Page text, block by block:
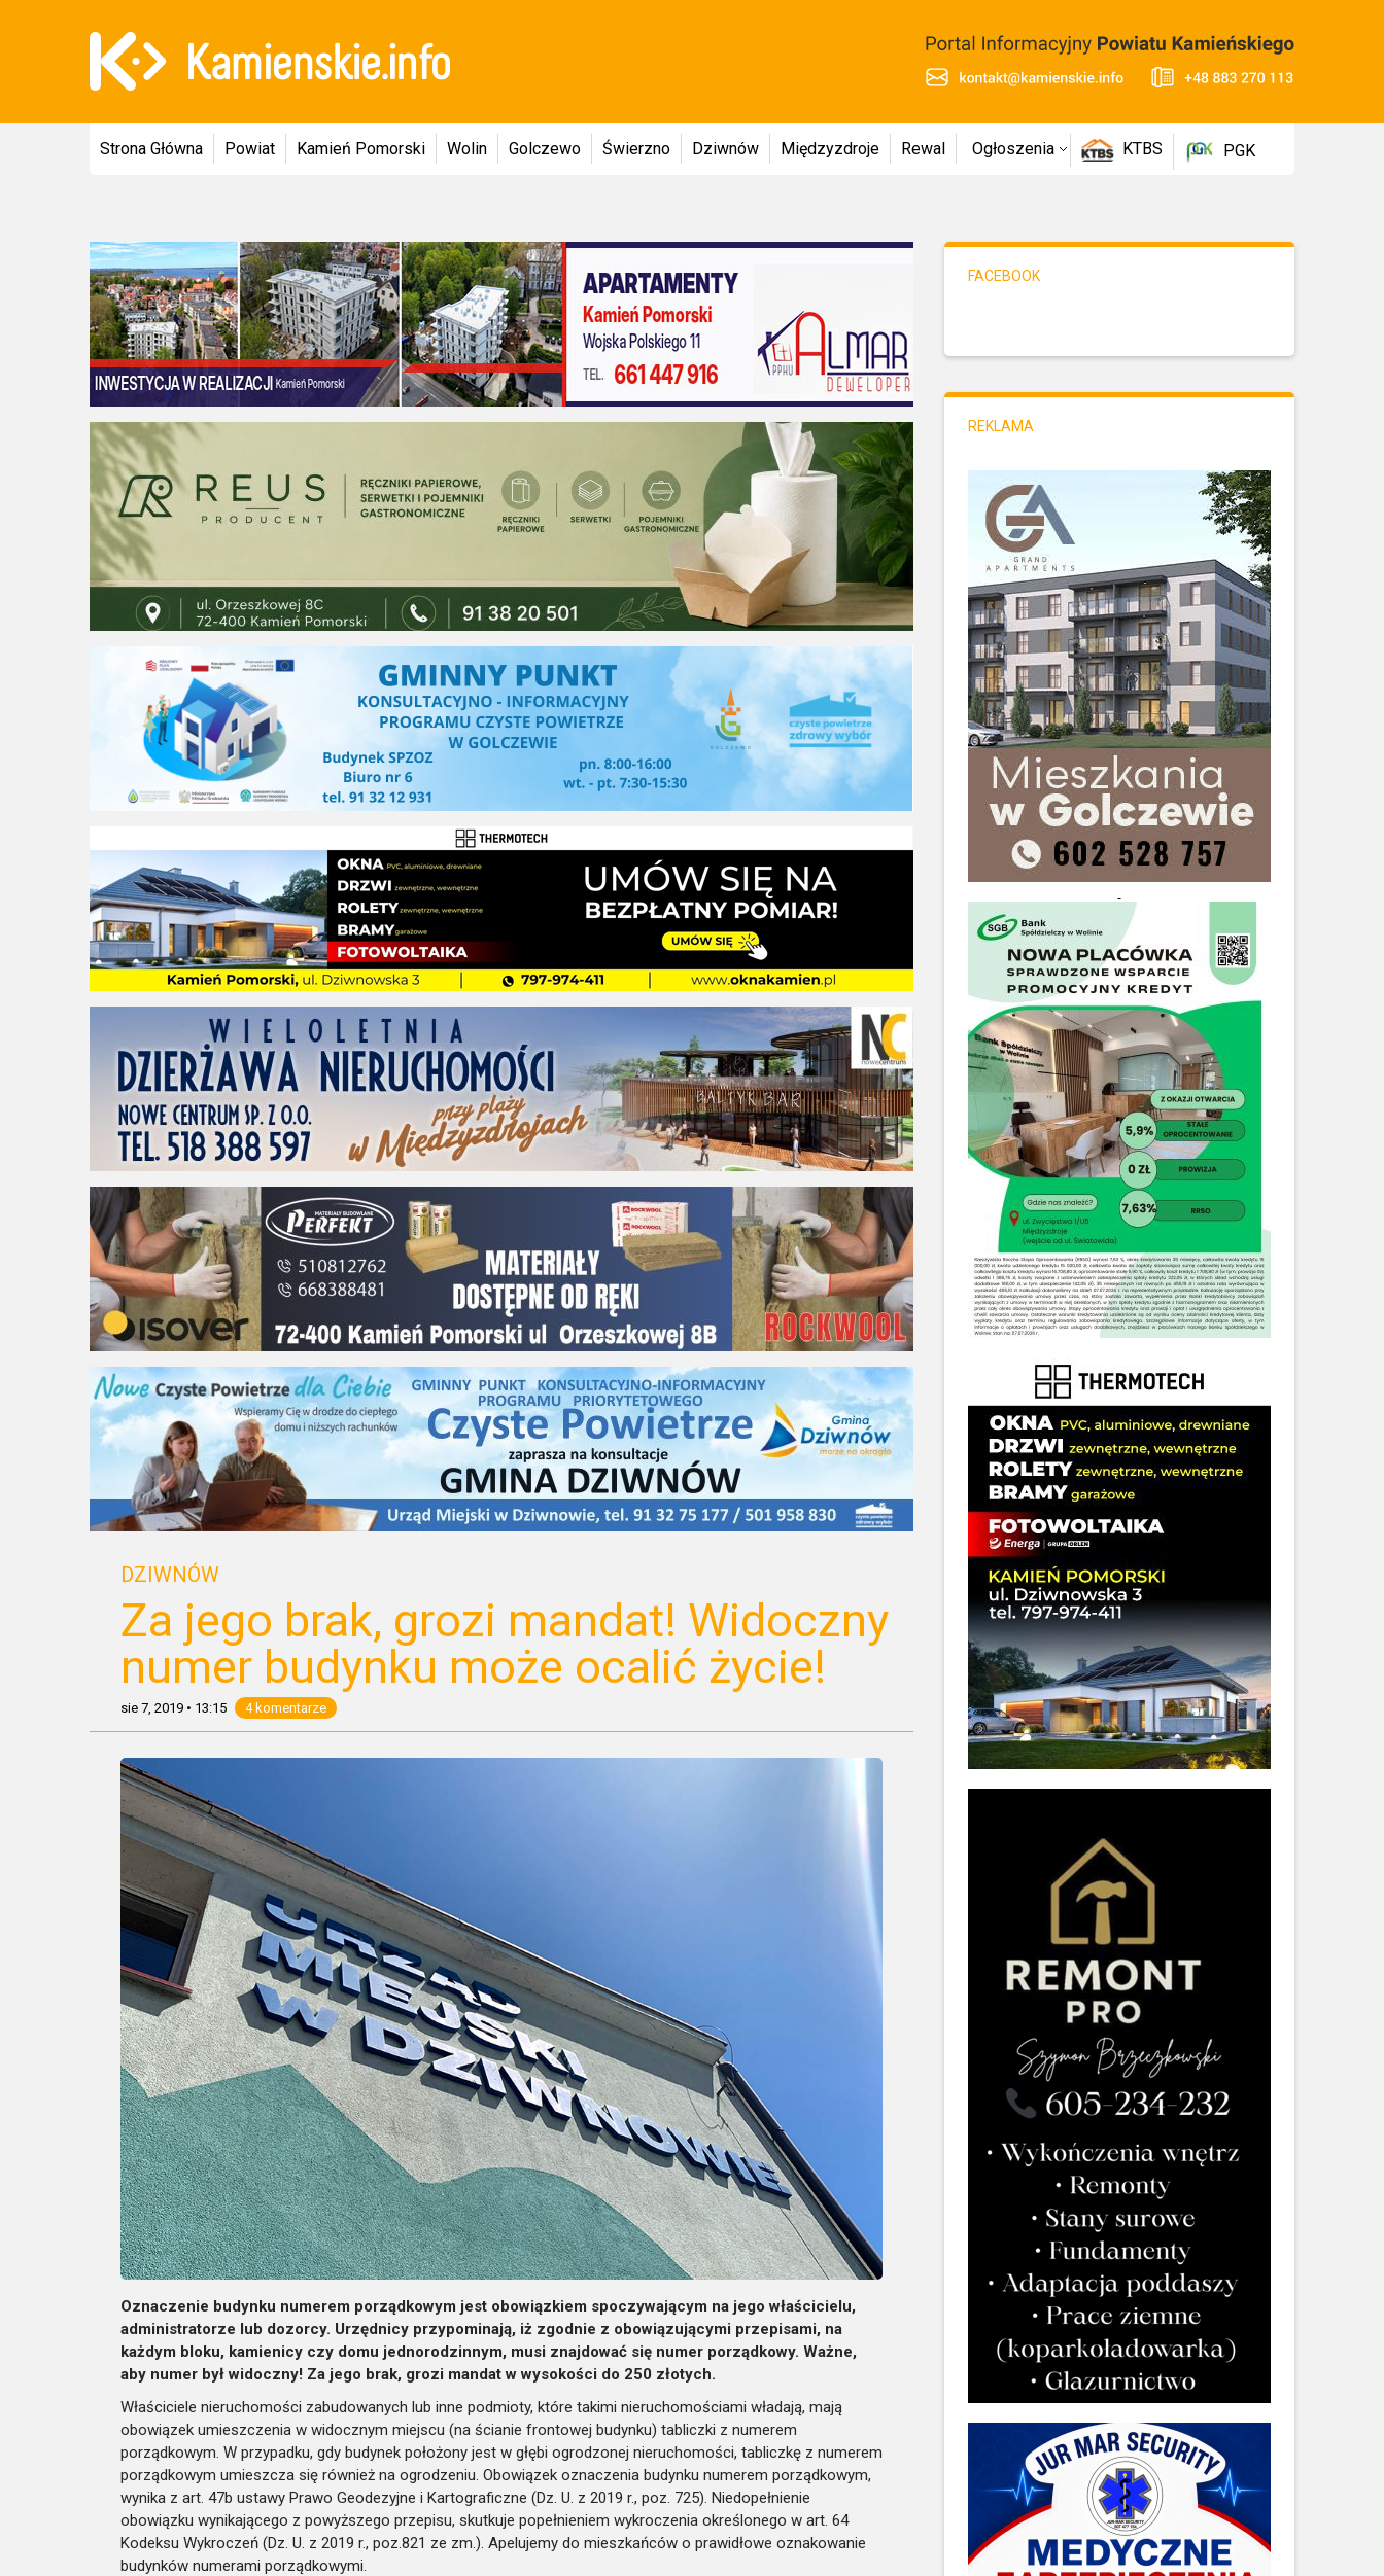
Strona Główna Powiat Kamień Pomorski Wolin Golczewo Świerzno Dziwnów Międzyzdroje Rewal Ogłoszenia KTBS PGK
DZIWNÓW
Za jego brak, grozi mandat! Widoczny
numer budynku może ocalić życie!
sie 7, 2019 • 13:15 4 komentarze
Oznaczenie budynku numerem porządkowym jest obowiązkiem spoczywającym na jego właścicielu,
administratorze lub dozorcy. Urzędnicy przypominają, iż zgodnie z obowiązującymi przepisami, na
każdym bloku, kamienicy czy domu jednorodzinnym, musi znajdować się numer porządkowy. Ważne,
aby numer był widoczny! Za jego brak, grozi mandat w wysokości do 250 złotych.
Właściciele nieruchomości zabudowanych lub inne podmioty, które takimi nieruchomościami władają, mają
obowiązek umieszczenia w widocznym miejscu (na ścianie frontowej budynku) tabliczki z numerem
porządkowym. W przypadku, gdy budynek położony jest w głębi ogrodzonej nieruchomości, tabliczkę z numerem
porządkowym umieszcza się również na ogrodzeniu. Obowiązek oznaczenia budynku numerem porządkowym,
wynika z art. 47b ustawy Prawo Geodezyjne i Kartograficzne (Dz. U. z 2019 r., poz. 725). Niedopełnienie
obowiązku wynikającego z powyższego przepisu, skutkuje popełnieniem wykroczenia określonego w art. 64
Kodeksu Wykroczeń (Dz. U. z 2019 r., poz.821 ze zm.). Apelujemy do mieszkańców o prawidłowe oznakowanie
budynków numerami porządkowymi.
FACEBOOK
REKLAMA